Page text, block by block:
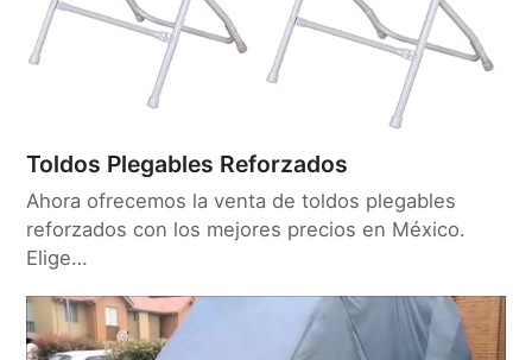
Toldos Plegables Reforzados
Ahora ofrecemos la venta de toldos plegables
reforzados con los mejores precios en México.
Elige…